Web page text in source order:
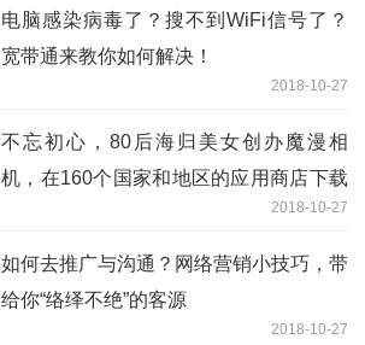
电脑感染病毒了？搜不到WiFi信号了？
宽带通来教你如何解决！
2018-10-27
不忘初心，80后海归美女创办魔漫相
机，在160个国家和地区的应用商店下载
2018-10-27
如何去推广与沟通？网络营销小技巧，带
给你“络绎不绝”的客源
2018-10-27